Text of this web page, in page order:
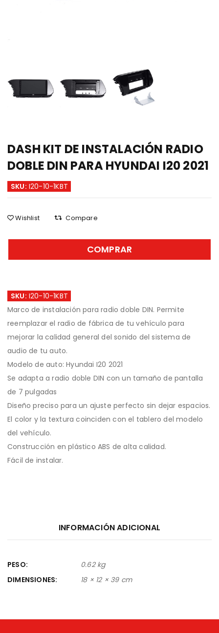
DASH KIT DE INSTALACIÓN RADIO
DOBLE DIN PARA HYUNDAI I20 2021
SKU: I20-10-1KBT
Wishlist Compare
COMPRAR
SKU: I20-10-1KBT
Marco de instalación para radio doble DIN. Permite
reemplazar el radio de fábrica de tu vehículo para
mejorar la calidad general del sonido del sistema de
audio de tu auto.
Modelo de auto: Hyundai I20 2021
Se adapta a radio doble DIN con un tamaño de pantalla
de 7 pulgadas
Diseño preciso para un ajuste perfecto sin dejar espacios.
El color y la textura coinciden con el tablero del modelo
del vehículo.
Construcción en plástico ABS de alta calidad.
Fácil de instalar.
INFORMACIÓN ADICIONAL
PESO
0.62 kg
DIMENSIONES
18 × 12 × 39 cm